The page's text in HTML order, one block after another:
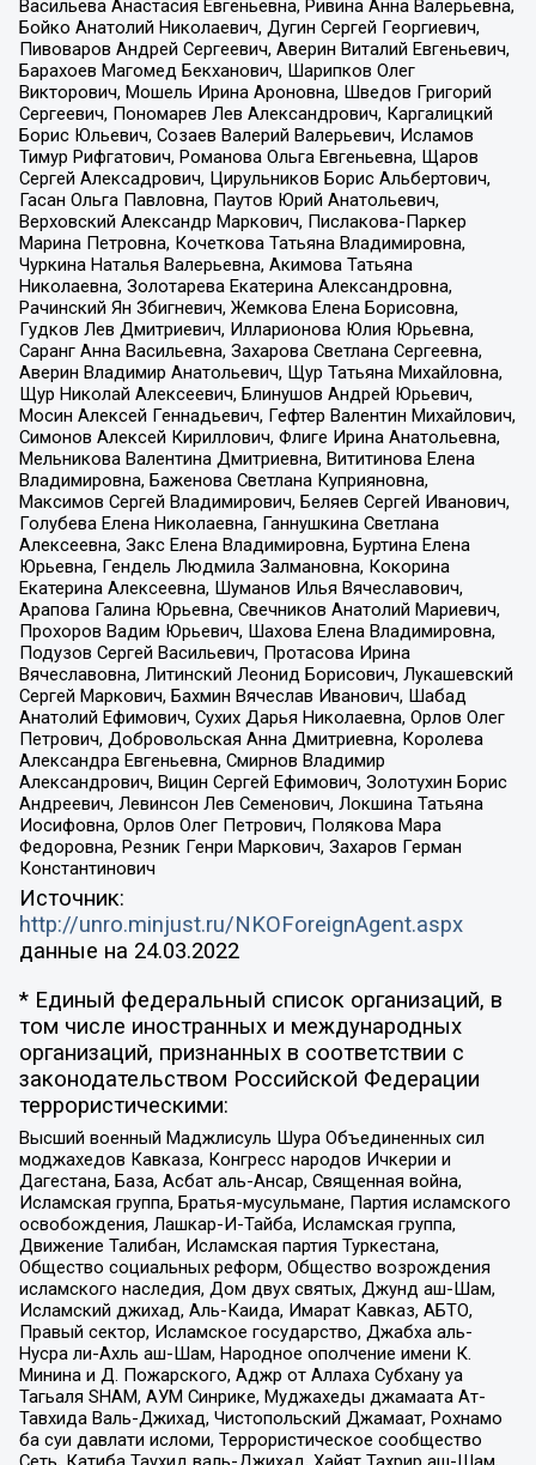
Васильева Анастасия Евгеньевна, Ривина Анна Валерьевна,
Бойко Анатолий Николаевич, Дугин Сергей Георгиевич,
Пивоваров Андрей Сергеевич, Аверин Виталий Евгеньевич,
Барахоев Магомед Бекханович, Шарипков Олег
Викторович, Мошель Ирина Ароновна, Шведов Григорий
Сергеевич, Пономарев Лев Александрович, Каргалицкий
Борис Юльевич, Созаев Валерий Валерьевич, Исламов
Тимур Рифгатович, Романова Ольга Евгеньевна, Щаров
Сергей Алексадрович, Цирульников Борис Альбертович,
Гасан Ольга Павловна, Паутов Юрий Анатольевич,
Верховский Александр Маркович, Пислакова-Паркер
Марина Петровна, Кочеткова Татьяна Владимировна,
Чуркина Наталья Валерьевна, Акимова Татьяна
Николаевна, Золотарева Екатерина Александровна,
Рачинский Ян Збигневич, Жемкова Елена Борисовна,
Гудков Лев Дмитриевич, Илларионова Юлия Юрьевна,
Саранг Анна Васильевна, Захарова Светлана Сергеевна,
Аверин Владимир Анатольевич, Щур Татьяна Михайловна,
Щур Николай Алексеевич, Блинушов Андрей Юрьевич,
Мосин Алексей Геннадьевич, Гефтер Валентин Михайлович,
Симонов Алексей Кириллович, Флиге Ирина Анатольевна,
Мельникова Валентина Дмитриевна, Вититинова Елена
Владимировна, Баженова Светлана Куприяновна,
Максимов Сергей Владимирович, Беляев Сергей Иванович,
Голубева Елена Николаевна, Ганнушкина Светлана
Алексеевна, Закс Елена Владимировна, Буртина Елена
Юрьевна, Гендель Людмила Залмановна, Кокорина
Екатерина Алексеевна, Шуманов Илья Вячеславович,
Арапова Галина Юрьевна, Свечников Анатолий Мариевич,
Прохоров Вадим Юрьевич, Шахова Елена Владимировна,
Подузов Сергей Васильевич, Протасова Ирина
Вячеславовна, Литинский Леонид Борисович, Лукашевский
Сергей Маркович, Бахмин Вячеслав Иванович, Шабад
Анатолий Ефимович, Сухих Дарья Николаевна, Орлов Олег
Петрович, Добровольская Анна Дмитриевна, Королева
Александра Евгеньевна, Смирнов Владимир
Александрович, Вицин Сергей Ефимович, Золотухин Борис
Андреевич, Левинсон Лев Семенович, Локшина Татьяна
Иосифовна, Орлов Олег Петрович, Полякова Мара
Федоровна, Резник Генри Маркович, Захаров Герман
Константинович
Источник:
http://unro.minjust.ru/NKOForeignAgent.aspx
данные на 24.03.2022
* Единый федеральный список организаций, в
том числе иностранных и международных
организаций, признанных в соответствии с
законодательством Российской Федерации
террористическими:
Высший военный Маджлисуль Шура Объединенных сил
моджахедов Кавказа, Конгресс народов Ичкерии и
Дагестана, База, Асбат аль-Ансар, Священная война,
Исламская группа, Братья-мусульмане, Партия исламского
освобождения, Лашкар-И-Тайба, Исламская группа,
Движение Талибан, Исламская партия Туркестана,
Общество социальных реформ, Общество возрождения
исламского наследия, Дом двух святых, Джунд аш-Шам,
Исламский джихад, Аль-Каида, Имарат Кавказ, АБТО,
Правый сектор, Исламское государство, Джабха аль-
Нусра ли-Ахль аш-Шам, Народное ополчение имени К.
Минина и Д. Пожарского, Аджр от Аллаха Субхану уа
Тагьаля SHAM, АУМ Синрике, Муджахеды джамаата Ат-
Тавхида Валь-Джихад, Чистопольский Джамаат, Рохнамо
ба суи давлати исломи, Террористическое сообщество